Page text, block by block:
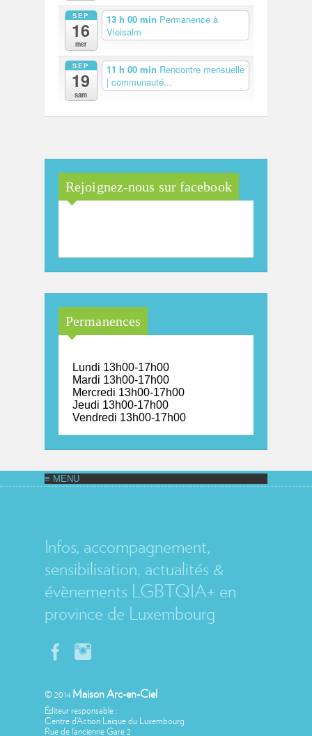
SEP
16
mer
13 h 00 min Permanence à
Vielsalm
SEP
19
sam
11 h 00 min Rencontre mensuelle
| communauté...
Rejoignez-nous sur facebook
Permanences
Lundi 13h00-17h00
Mardi 13h00-17h00
Mercredi 13h00-17h00
Jeudi 13h00-17h00
Vendredi 13h00-17h00
Infos, accompagnement,
sensibilisation, actualités &
évènements LGBTQIA+ en
province de Luxembourg
© 2014 Maison Arc-en-Ciel
Éditeur responsable :
Centre d’Action Laïque du Luxembourg
Rue de l’ancienne Gare 2